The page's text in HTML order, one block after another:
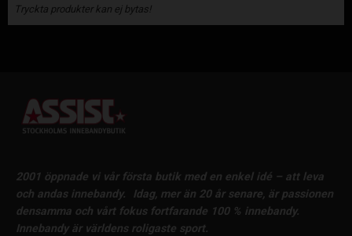
Tryckta produkter kan ej bytas!
2001 öppnade vi vår första butik med en enkel idé – att leva
och andas innebandy.
Idag, mer än 20 år senare, är passionen
densamma och vårt fokus fortfarande 100 % innebandy.
Innebandy är världens roligaste sport.